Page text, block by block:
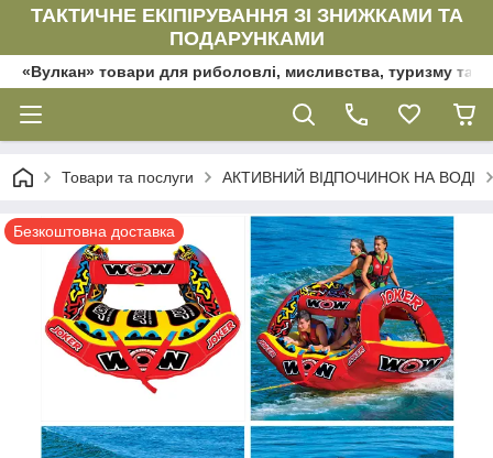
ТАКТИЧНЕ ЕКІПІРУВАННЯ ЗІ ЗНИЖКАМИ ТА
ПОДАРУНКАМИ
«Вулкан» товари для риболовлі, мисливства, туризму та
Товари та послуги АКТИВНИЙ ВІДПОЧИНОК НА ВОДІ
Безкоштовна доставка